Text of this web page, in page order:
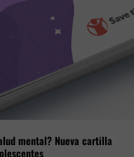
mental? Nueva cartilla